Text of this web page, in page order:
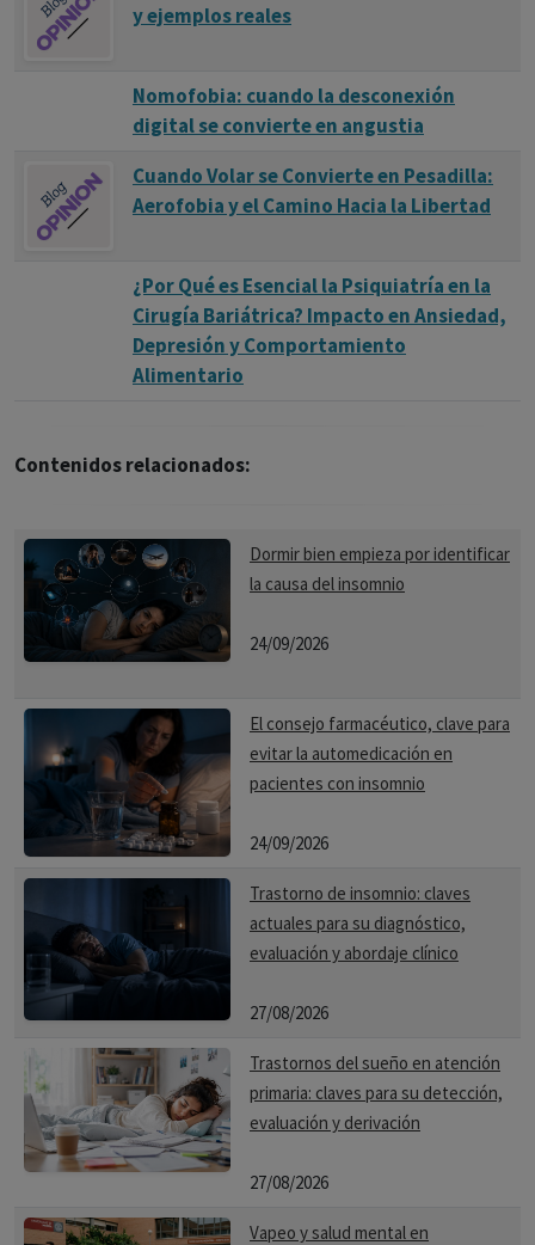
y ejemplos reales
Nomofobia: cuando la desconexión
digital se convierte en angustia
Cuando Volar se Convierte en Pesadilla:
Aerofobia y el Camino Hacia la Libertad
¿Por Qué es Esencial la Psiquiatría en la
Cirugía Bariátrica? Impacto en Ansiedad,
Depresión y Comportamiento
Alimentario
Contenidos relacionados:
Dormir bien empieza por identificar
la causa del insomnio
24/09/2026
El consejo farmacéutico, clave para
evitar la automedicación en
pacientes con insomnio
24/09/2026
Trastorno de insomnio: claves
actuales para su diagnóstico,
evaluación y abordaje clínico
27/08/2026
Trastornos del sueño en atención
primaria: claves para su detección,
evaluación y derivación
27/08/2026
Vapeo y salud mental en